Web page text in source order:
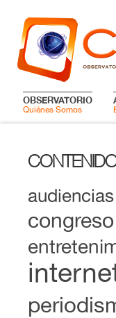
OBSERVATORIO
Quiénes Somos
audiencias